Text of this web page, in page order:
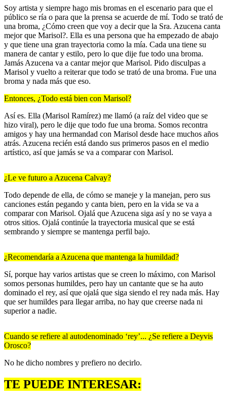
Soy artista y siempre hago mis bromas en el escenario para que el
público se ría o para que la prensa se acuerde de mí. Todo se trató de
una broma, ¿Cómo creen que voy a decir que la Sra. Azucena canta
mejor que Marisol?. Ella es una persona que ha empezado de abajo
y que tiene una gran trayectoria como la mía. Cada una tiene su
manera de cantar y estilo, pero lo que dije fue todo una broma.
Jamás Azucena va a cantar mejor que Marisol. Pido disculpas a
Marisol y vuelto a reiterar que todo se trató de una broma. Fue una
broma y nada más que eso.
Entonces, ¿Todo está bien con Marisol?
Así es. Ella (Marisol Ramírez) me llamó (a raíz del video que se
hizo viral), pero le dije que todo fue una broma. Somos recontra
amigos y hay una hermandad con Marisol desde hace muchos años
atrás. Azucena recién está dando sus primeros pasos en el medio
artístico, así que jamás se va a comparar con Marisol.
¿Le ve futuro a Azucena Calvay?
Todo depende de ella, de cómo se maneje y la manejan, pero sus
canciones están pegando y canta bien, pero en la vida se va a
comparar con Marisol. Ojalá que Azucena siga así y no se vaya a
otros sitios. Ojalá continúe la trayectoria musical que se está
sembrando y siempre se mantenga perfil bajo.
¿Recomendaría a Azucena que mantenga la humildad?
Sí, porque hay varios artistas que se creen lo máximo, con Marisol
somos personas humildes, pero hay un cantante que se ha auto
dominado el rey, así que ojalá que siga siendo el rey nada más. Hay
que ser humildes para llegar arriba, no hay que creerse nada ni
superior a nadie.
Cuando se refiere al autodenominado ‘rey’... ¿Se refiere a Deyvis
Orosco?
No he dicho nombres y prefiero no decirlo.
TE PUEDE INTERESAR: